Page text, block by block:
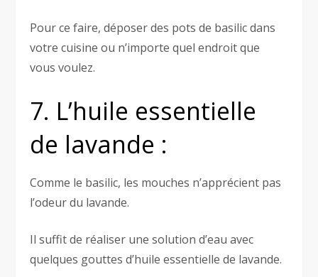
Pour ce faire, déposer des pots de basilic dans
votre cuisine ou n’importe quel endroit que
vous voulez.
7. L’huile essentielle
de lavande :
Comme le basilic, les mouches n’apprécient pas
l’odeur du lavande.
Il suffit de réaliser une solution d’eau avec
quelques gouttes d’huile essentielle de lavande.